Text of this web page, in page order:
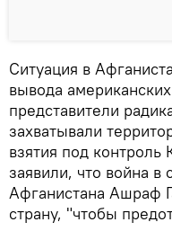
Ситуация в
вывода
представители
захватывали
взятия под контроль
заявили, что война в
Афганистана Ашраф
страну, "чтобы